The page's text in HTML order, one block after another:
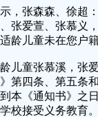
，张森森、徐超
张爱萱、张慕义
龄儿童未在您户
儿童张慕溪，张
第四条、第五条
本《通知书》之
校接受义务教育